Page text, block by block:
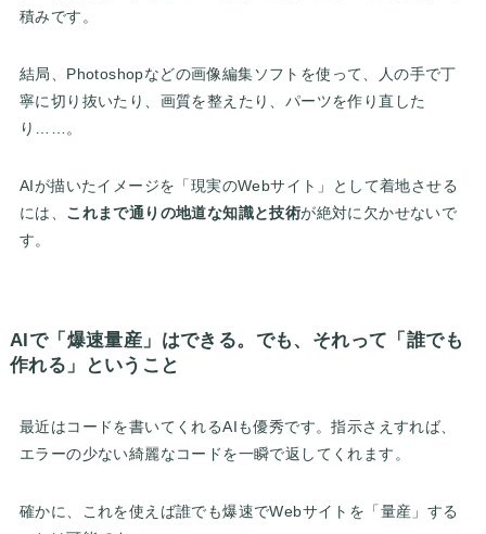
積みです。
結局、Photoshopなどの画像編集ソフトを使って、人の手で丁
寧に切り抜いたり、画質を整えたり、パーツを作り直した
り……。
AIが描いたイメージを「現実のWebサイト」として着地させる
には、 これまで通りの地道な知識と技術が絶対に欠かせないで
す。
AIで「爆速量産」はできる。でも、それって「誰でも
作れる」ということ
最近はコードを書いてくれるAIも優秀です。指示さえすれば、
エラーの少ない綺麗なコードを一瞬で返してくれます。
確かに、これを使えば誰でも爆速でWebサイトを「量産」する